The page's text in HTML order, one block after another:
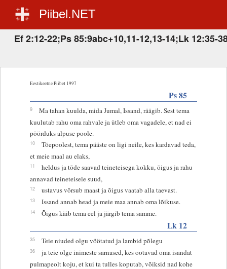
Piibel.NET
Ef 2:12-22;Ps 85:9abc+10,11-12,13-14;Lk 12:35-
Eestikeelne Piibel 1997
Ps 85
9
Ma tahan kuulda, mida Jumal, Issand, räägib. Sest tema
kuulutab rahu oma rahvale ja ütleb oma vagadele, et nad ei
pöörduks alpuse poole.
10
Tõepoolest, tema pääste on ligi neile, kes kardavad teda,
et meie maal au elaks,
11
heldus ja tõde saavad teineteisega kokku, õigus ja rahu
annavad teineteisele suud,
12 ustavus võrsub maast ja õigus vaatab alla taevast.
13 Issand annab head ja meie maa annab oma lõikuse.
14 Õigus käib tema eel ja järgib tema samme.
Lk 12
35 Teie niuded olgu vöötatud ja lambid põlegu
36
ja teie olge inimeste sarnased, kes ootavad oma isandat
pulmapeolt koju, et kui ta tulles koputab, võiksid nad kohe